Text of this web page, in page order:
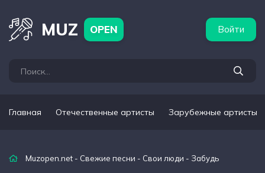
MUZ OPEN Войти
Главная Отечественные артисты Зарубежные артисты
Muzopen.net - Свежие песни - Свои люди - Забудь
артисты Популярные подборки